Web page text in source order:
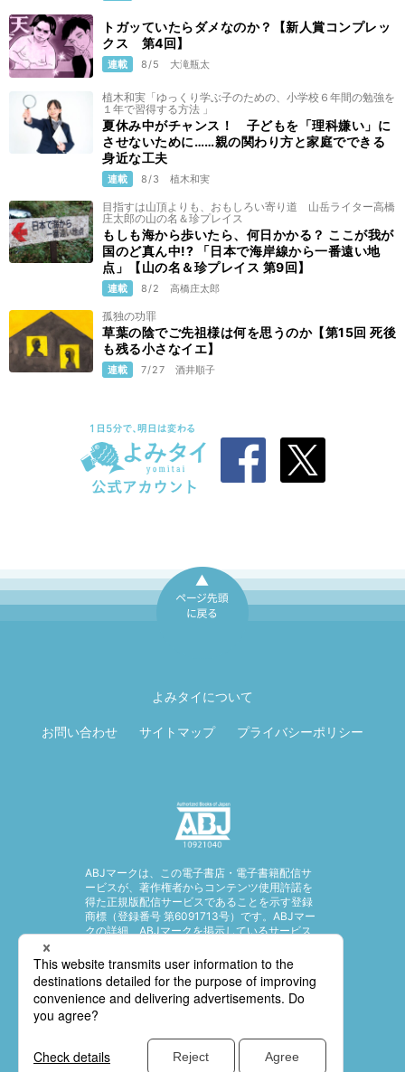
トガッていたらダメなのか？【新人賞コンプレッ
クス 第4回】
連載 8/5 大滝瓶太
植木和実「ゆっくり学ぶ子のための、小学校６年間の勉強を
１年で習得する方法 」
夏休み中がチャンス！ 子どもを「理科嫌い」に
させないために……親の関わり方と家庭でできる
身近な工夫
連載 8/3 植木和実
目指すは山頂よりも、おもしろい寄り道 山岳ライター高橋
庄太郎の山の名＆珍プレイス
もしも海から歩いたら、何日かかる？ ここが我が
国のど真ん中!? 「日本で海岸線から一番遠い地
点」【山の名＆珍プレイス 第9回】
連載 8/2 高橋庄太郎
孤独の功罪
草葉の陰でご先祖様は何を思うのか【第15回 死後
も残る小さなイエ】
連載 7/27 酒井順子
よみタイについて
お問い合わせ サイトマップ プライバシーポリシー
ABJマークは、この電子書店・電子書籍配信サ
ービスが、著作権者からコンテンツ使用許諾を
得た正規版配信サービスであることを示す登録
商標（登録番号 第6091713号）です。ABJマー
クの詳細、ABJマークを掲示しているサービス